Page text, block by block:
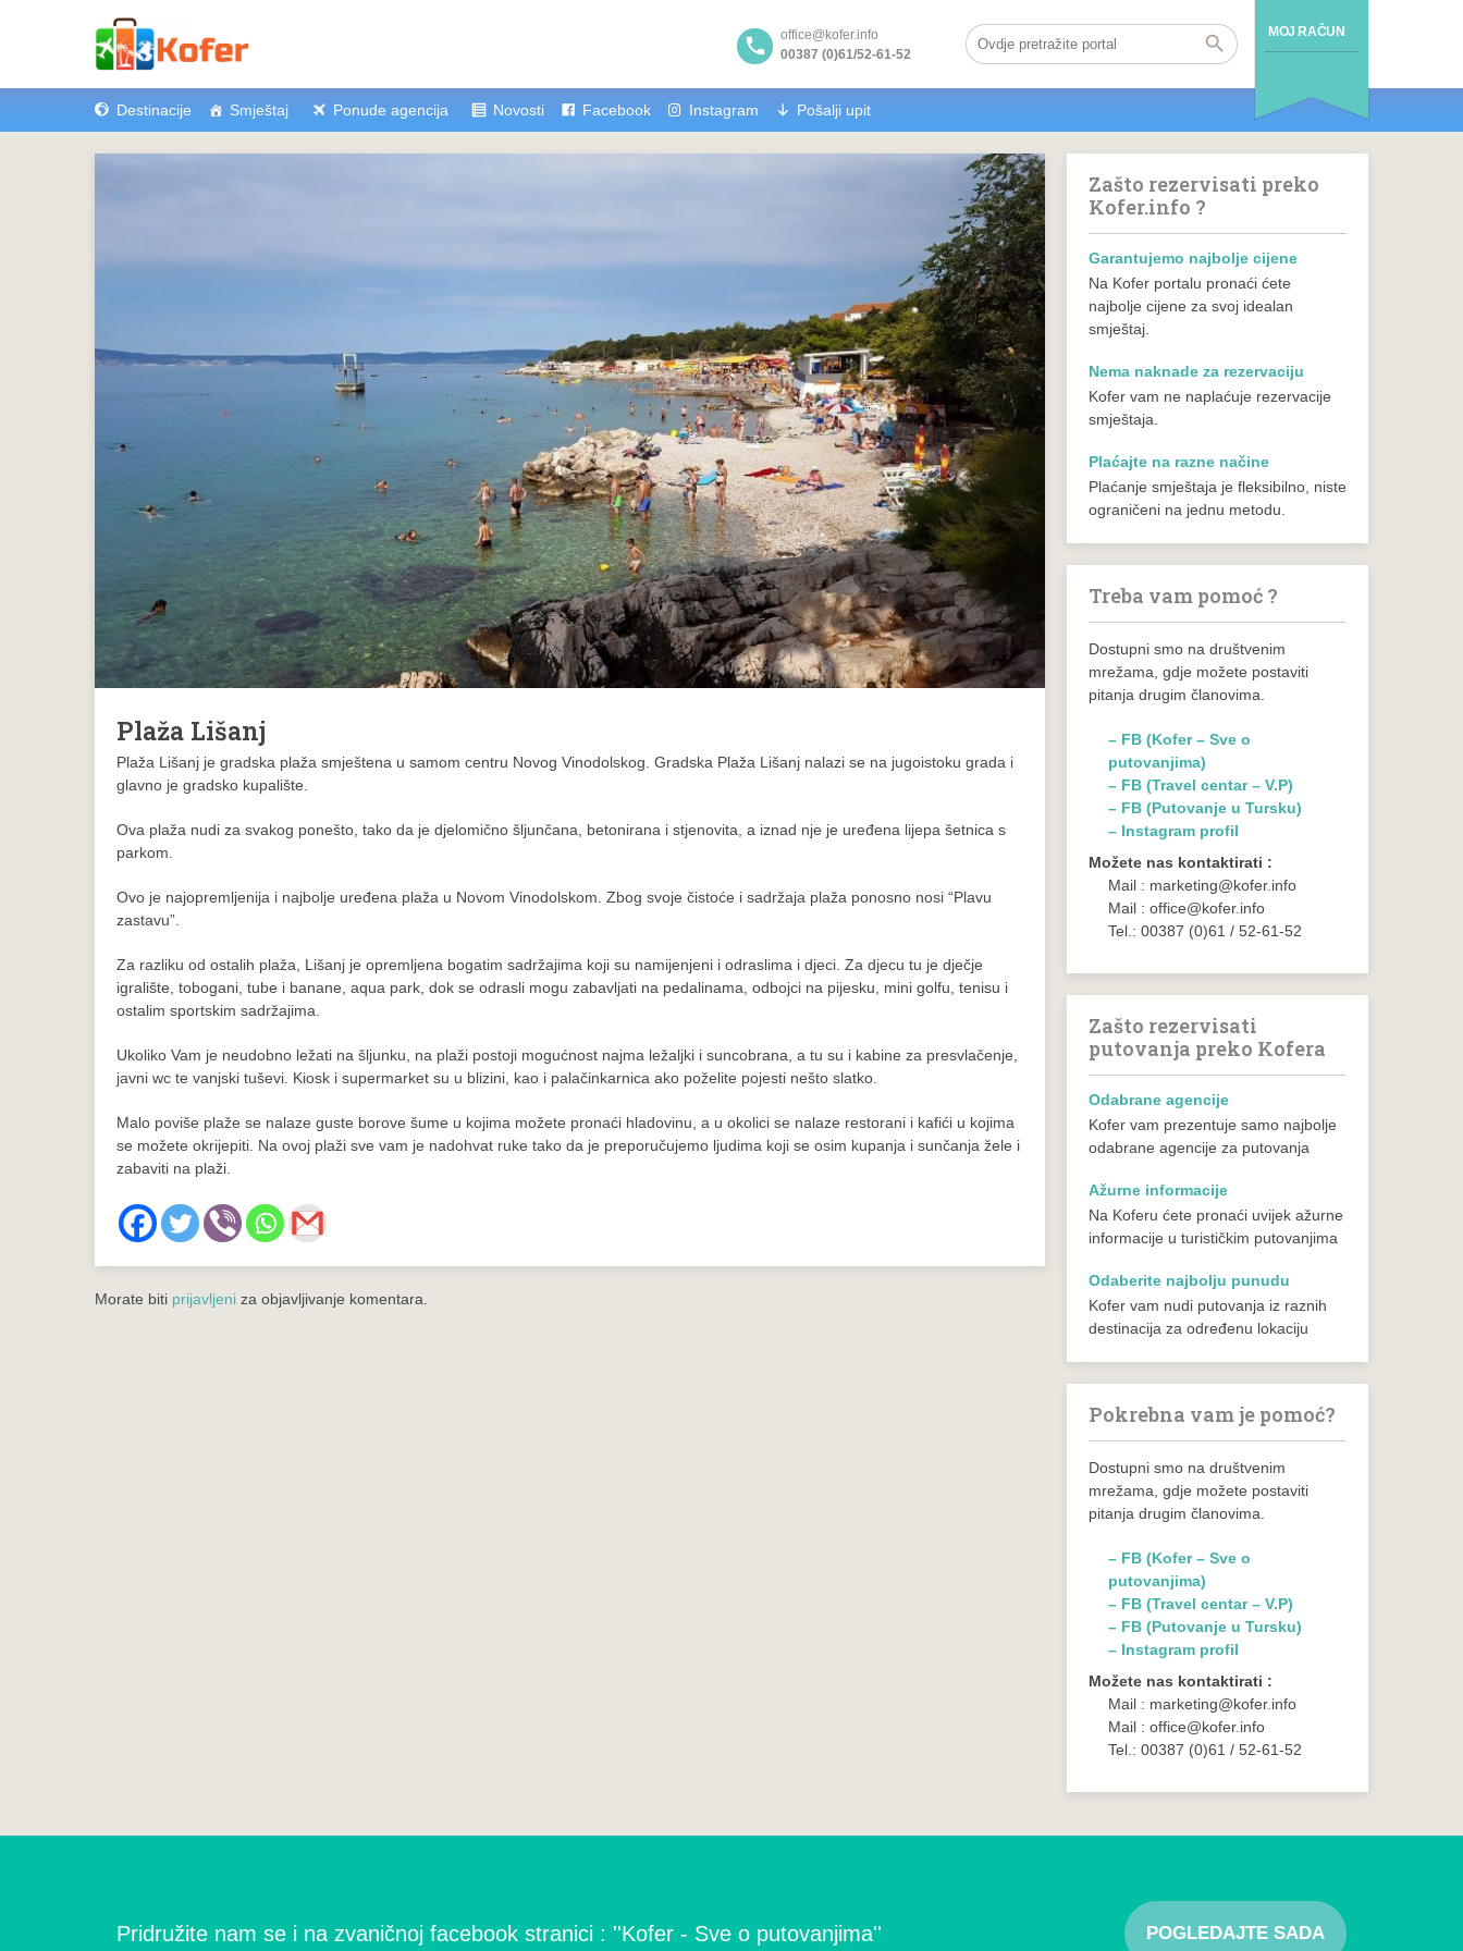
MOJ RAČUN
office@kofer.info
00387 (0)61/52-61-52
Destinacije Smještaj Ponude agencija Novosti Facebook Instagram Pošalji upit
Plaža Lišanj
Plaža Lišanj je gradska plaža smještena u samom centru Novog Vinodolskog. Gradska Plaža Lišanj nalazi se na jugoistoku grada i
glavno je gradsko kupalište.
Ova plaža nudi za svakog ponešto, tako da je djelomično šljunčana, betonirana i stjenovita, a iznad nje je uređena lijepa šetnica s
parkom.
Ovo je najopremljenija i najbolje uređena plaža u Novom Vinodolskom. Zbog svoje čistoće i sadržaja plaža ponosno nosi “Plavu
zastavu”.
Za razliku od ostalih plaža, Lišanj je opremljena bogatim sadržajima koji su namijenjeni i odraslima i djeci. Za djecu tu je dječje
igralište, tobogani, tube i banane, aqua park, dok se odrasli mogu zabavljati na pedalinama, odbojci na pijesku, mini golfu, tenisu i
ostalim sportskim sadržajima.
Ukoliko Vam je neudobno ležati na šljunku, na plaži postoji mogućnost najma ležaljki i suncobrana, a tu su i kabine za presvlačenje,
javni wc te vanjski tuševi. Kiosk i supermarket su u blizini, kao i palačinkarnica ako poželite pojesti nešto slatko.
Malo poviše plaže se nalaze guste borove šume u kojima možete pronaći hladovinu, a u okolici se nalaze restorani i kafići u kojima
se možete okrijepiti. Na ovoj plaži sve vam je nadohvat ruke tako da je preporučujemo ljudima koji se osim kupanja i sunčanja žele i
zabaviti na plaži.
Morate biti prijavljeni za objavljivanje komentara.
Zašto rezervisati preko
Kofer.info ?
Garantujemo najbolje cijene
Na Kofer portalu pronaći ćete
najbolje cijene za svoj idealan
smještaj.
Nema naknade za rezervaciju
Kofer vam ne naplaćuje rezervacije
smještaja.
Plaćajte na razne načine
Plaćanje smještaja je fleksibilno, niste
ograničeni na jednu metodu.
Treba vam pomoć ?
Dostupni smo na društvenim
mrežama, gdje možete postaviti
pitanja drugim članovima.
– FB (Kofer – Sve o
putovanjima)
– FB (Travel centar – V.P)
– FB (Putovanje u Tursku)
– Instagram profil
Možete nas kontaktirati :
Mail : marketing@kofer.info
Mail : office@kofer.info
Tel.: 00387 (0)61 / 52-61-52
Zašto rezervisati
putovanja preko Kofera
Odabrane agencije
Kofer vam prezentuje samo najbolje
odabrane agencije za putovanja
Ažurne informacije
Na Koferu ćete pronaći uvijek ažurne
informacije u turističkim putovanjima
Odaberite najbolju punudu
Kofer vam nudi putovanja iz raznih
destinacija za određenu lokaciju
Pokrebna vam je pomoć?
Dostupni smo na društvenim
mrežama, gdje možete postaviti
pitanja drugim članovima.
– FB (Kofer – Sve o
putovanjima)
– FB (Travel centar – V.P)
– FB (Putovanje u Tursku)
– Instagram profil
Možete nas kontaktirati :
Mail : marketing@kofer.info
Mail : office@kofer.info
Tel.: 00387 (0)61 / 52-61-52
Pridružite nam se i na zvaničnoj facebook stranici : ''Kofer - Sve o putovanjima'' POGLEDAJTE SADA